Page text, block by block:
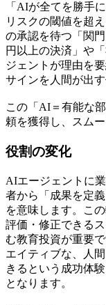
「AIが全てを勝手
リスクの閾値を超
の承認を待つ「関
円以上の決済」や
ジェントが理由を
サインを人間が出す
この「AI＝有能な
頼を獲得し、スム
役割の変化
AIエージェントに
者から「成果を定
を意味します。こ
評価・修正できる
む教育投資が重要
エイティブな、人
きるという成功体
となります。